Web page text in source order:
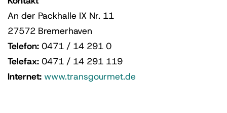
An der Packhalle IX Nr. 11
27572 Bremerhaven
Telefon: 0471 / 14 291 0
Telefax: 0471 / 14 291 119
Internet: www.transgourmet.de